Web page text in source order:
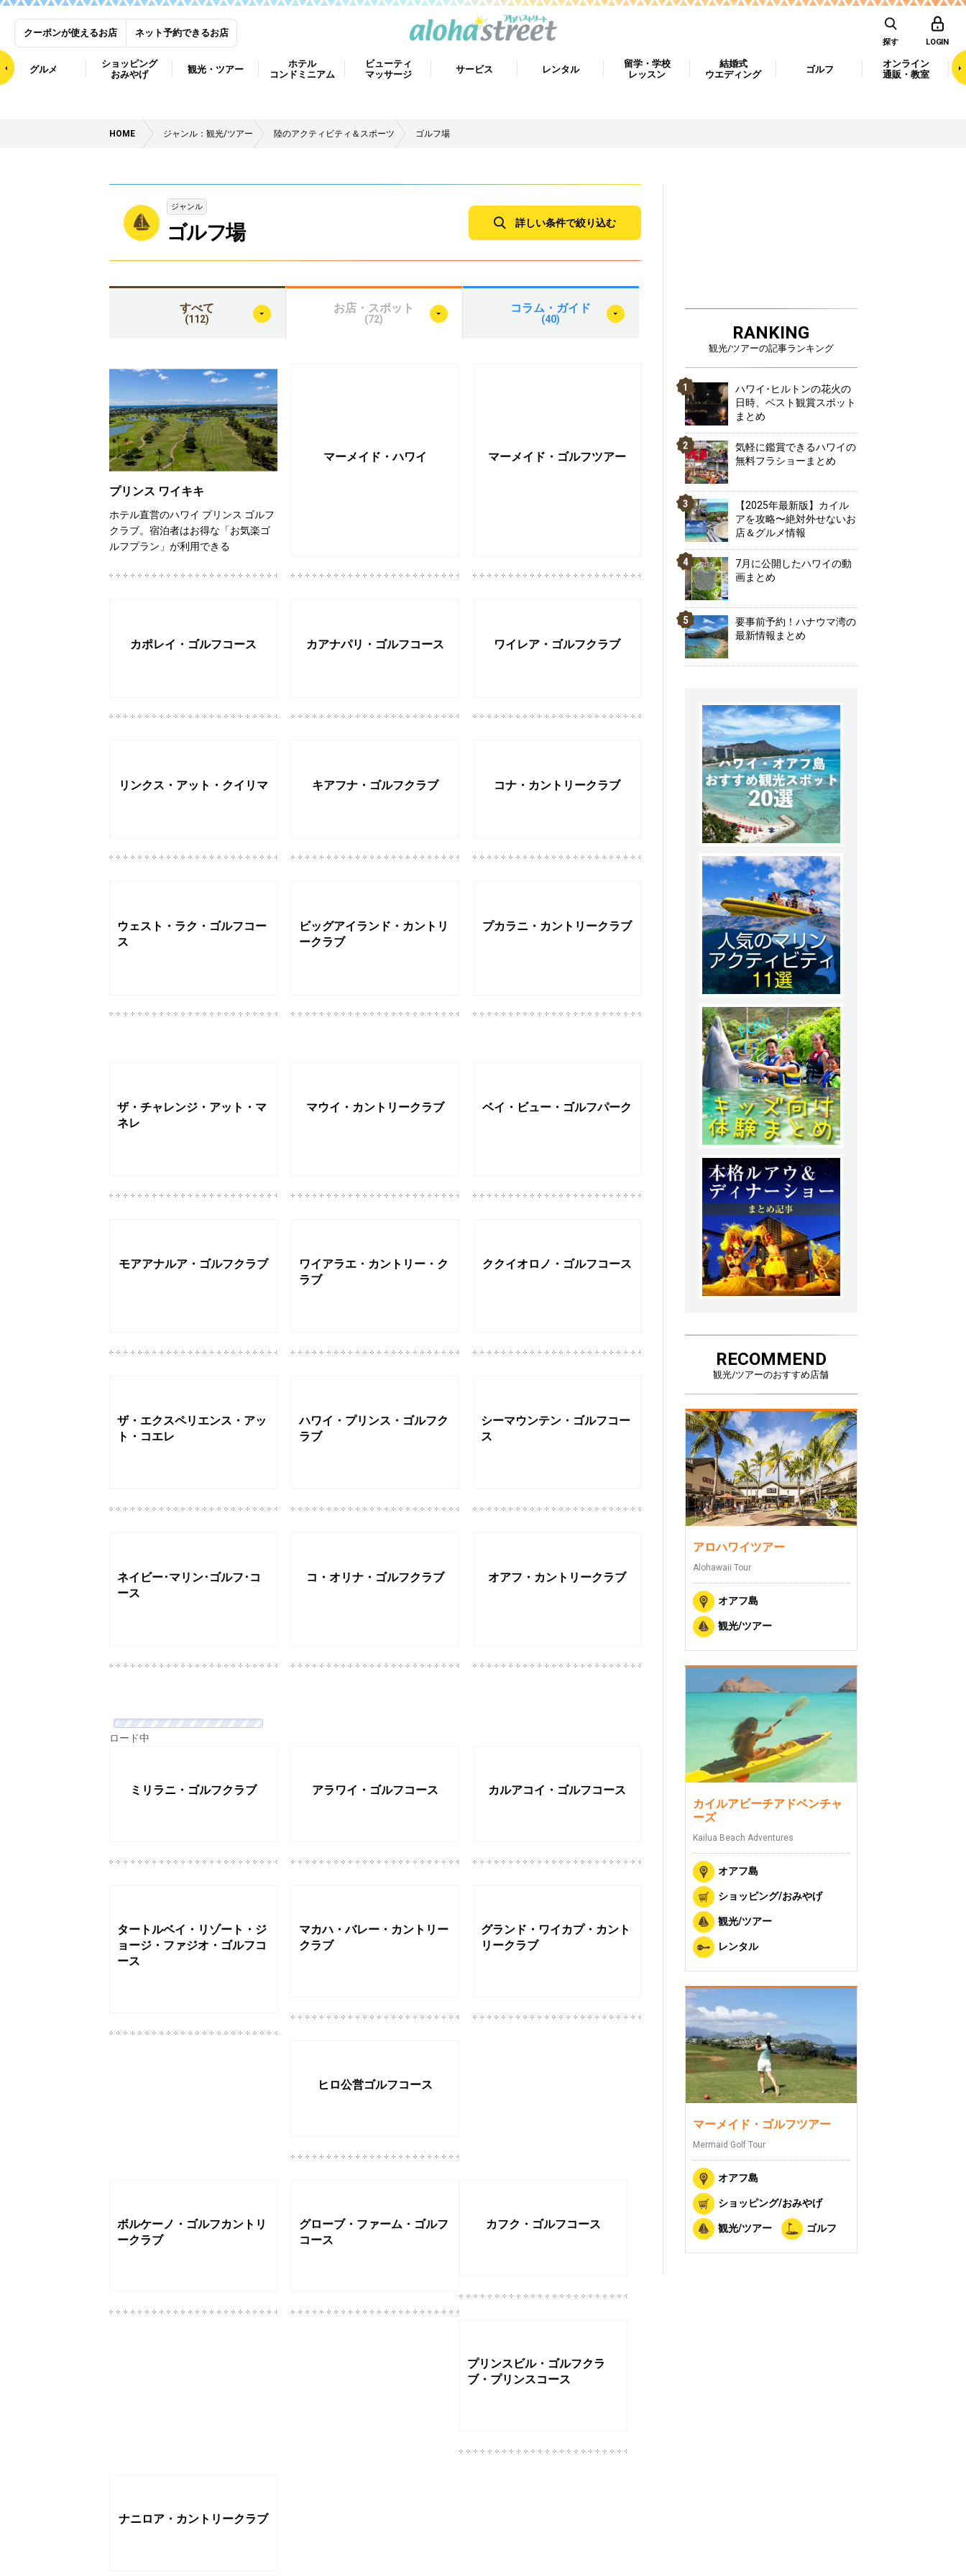
クーポンが使えるお店 ネット予約できるお店
探す LOGIN
グルメ
ショッピング
おみやげ
観光・ツアー
ホテル
コンドミニアム
ビューティ
マッサージ
サービス レンタル
留学・学校
レッスン
結婚式
ウエディング
ゴルフ
オンライン
通販・教室
HOME ジャンル：観光/ツアー 陸のアクティビティ＆スポーツ ゴルフ場
ジャンル
ゴルフ場 詳しい条件で絞り込む
すべて
(112)
お店・スポット
(72)
コラム・ガイド
(40)
プリンス ワイキキ
ホテル直営のハワイ プリンス ゴルフ
クラブ。宿泊者はお得な「お気楽ゴ
ルフプラン」が利用できる
マーメイド・ハワイ マーメイド・ゴルフツアー
カポレイ・ゴルフコース カアナパリ・ゴルフコース ワイレア・ゴルフクラブ
リンクス・アット・クイリマ キアフナ・ゴルフクラブ コナ・カントリークラブ
ウェスト・ラク・ゴルフコー
ス
ビッグアイランド・カントリ
ークラブ
プカラニ・カントリークラブ
ザ・チャレンジ・アット・マ
ネレ
マウイ・カントリークラブ ベイ・ビュー・ゴルフパーク
モアアナルア・ゴルフクラブ
ワイアラエ・カントリー・ク
ラブ
ククイオロノ・ゴルフコース
ザ・エクスペリエンス・アッ
ト・コエレ
ハワイ・プリンス・ゴルフク
ラブ
シーマウンテン・ゴルフコー
ス
ネイビー･マリン･ゴルフ･コ
ース
コ・オリナ・ゴルフクラブ オアフ・カントリークラブ
ース
ークラブ
カフク・ゴルフコース
プリンスビル・ゴルフクラ
ブ・プリンスコース
ナニロア・カントリークラブ
RANKING
観光/ツアーの記事ランキング
ハワイ･ヒルトンの花火の
日時、ベスト観賞スポット
まとめ
気軽に鑑賞できるハワイの
無料フラショーまとめ
【2025年最新版】カイル
アを攻略〜絶対外せないお
店＆グルメ情報
7月に公開したハワイの動
画まとめ
要事前予約！ハナウマ湾の
最新情報まとめ
RECOMMEND
観光/ツアーのおすすめ店舗
アロハワイツアー
Alohawaii Tour
オアフ島
観光/ツアー
カイルアビーチアドベンチャ
ーズ
Kailua Beach Adventures
オアフ島
ショッピング/おみやげ
観光/ツアー
レンタル
マーメイド・ゴルフツアー
Mermaid Golf Tour
オアフ島
ショッピング/おみやげ
観光/ツアー ゴルフ